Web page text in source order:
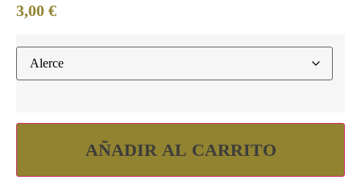
3,00 €
AÑADIR AL CARRITO